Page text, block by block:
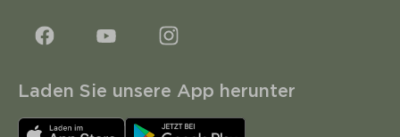
Laden Sie unsere App herunter